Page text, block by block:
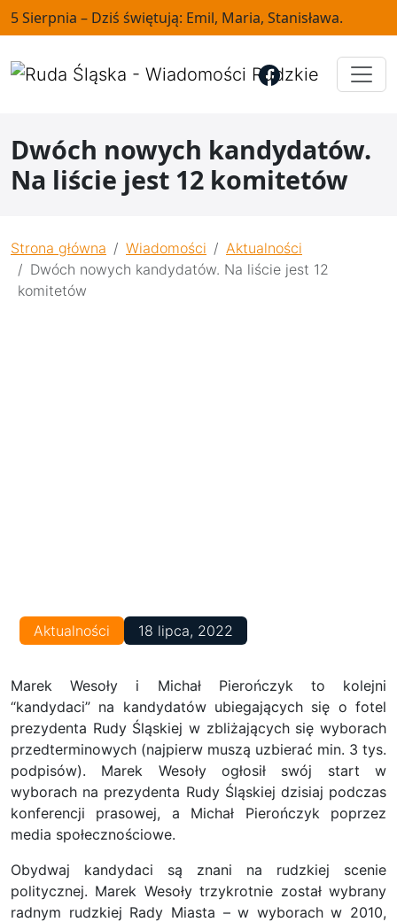
5 Sierpnia – Dziś świętują: Emil, Maria, Stanisława.
Dwóch nowych kandydatów.
Na liście jest 12 komitetów
Strona główna Wiadomości
Aktualności
Dwóch nowych kandydatów. Na liście jest 12
komitetów
Aktualności 18 lipca, 2022
Marek Wesoły i Michał Pierończyk to kolejni
“kandydaci” na kandydatów ubiegających się o fotel
prezydenta Rudy Śląskiej w zbliżających się wyborach
przedterminowych (najpierw muszą uzbierać min. 3 tys.
podpisów). Marek Wesoły ogłosił swój start w
wyborach na prezydenta Rudy Śląskiej dzisiaj podczas
konferencji prasowej, a Michał Pierończyk poprzez
media społecznościowe.
Obydwaj kandydaci są znani na rudzkiej scenie
politycznej. Marek Wesoły trzykrotnie został wybrany
radnym rudzkiej Rady Miasta – w wyborach w 2010,